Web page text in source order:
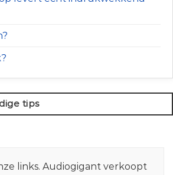
tips
links. Audiogigant verkoopt